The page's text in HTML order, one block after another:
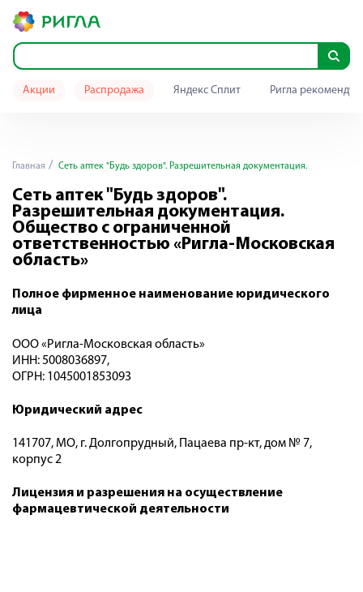
Акции Распродажа Яндекс Сплит Ригла
Главная Сеть аптек "Будь здоров". Разрешительная документация.
Сеть аптек "Будь здоров".
Разрешительная документация.
Общество с ограниченной
ответственностью «Ригла-Московская
область»
Полное фирменное наименование юридического
лица
ООО «Ригла-Московская область»
ИНН: 5008036897,
ОГРН: 1045001853093
Юридический адрес
141707, МО, г. Долгопрудный, Пацаева пр-кт, дом № 7,
корпус 2
Лицензия и разрешения на осуществление
фармацевтической деятельности